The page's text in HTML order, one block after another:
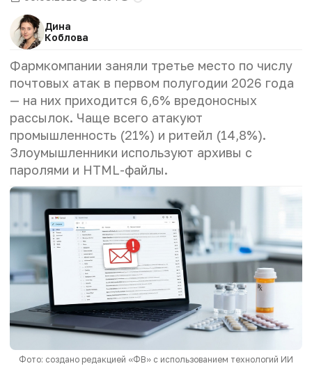
Дина
Коблова
Фармкомпании заняли третье место по числу
почтовых атак в первом полугодии 2026 года
— на них приходится 6,6% вредоносных
рассылок. Чаще всего атакуют
промышленность (21%) и ритейл (14,8%).
Злоумышленники используют архивы с
паролями и HTML-файлы.
Фото: создано редакцией «ФВ» с использованием технологий ИИ